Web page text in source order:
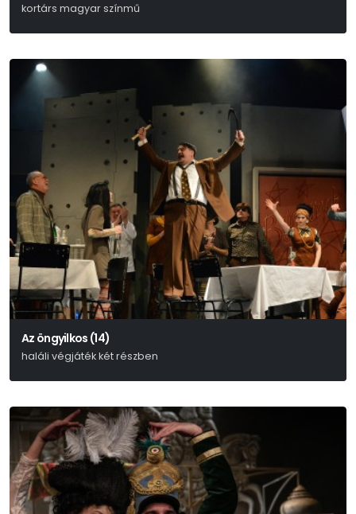
kortárs magyar színmű
Az öngyilkos (14)
haláli végjáték két részben